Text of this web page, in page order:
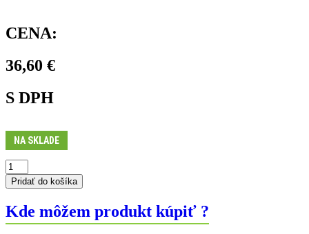
CENA:
36,60 €
S DPH
NA SKLADE
množstvo
Sedlo
AVENUE
267
mm
Pridať do košíka
Kde môžem produkt kúpiť ?